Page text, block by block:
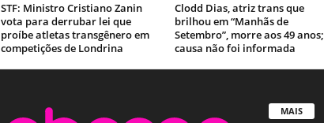
STF: Ministro Cristiano Zanin
vota para derrubar lei que
proíbe atletas transgênero em
competições de Londrina
Clodd Dias, atriz trans que
brilhou em “Manhãs de
Setembro”, morre aos 49 anos;
causa não foi informada
MAIS